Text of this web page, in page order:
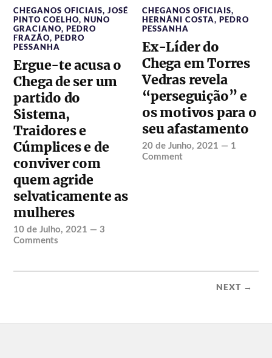
CHEGANOS OFICIAIS,JOSÉ
PINTO COELHO,NUNO
GRACIANO,PEDRO
FRAZÃO,PEDRO
PESSANHA
Ergue-te acusa o
Chega de ser um
partido do
Sistema,
Traidores e
Cúmplices e de
conviver com
quem agride
selvaticamente as
mulheres
10 de Julho, 2021 —3
Comments
CHEGANOS OFICIAIS,
HERNÂNI COSTA,PEDRO
PESSANHA
Ex-Líder do
Chega em Torres
Vedras revela
“perseguição” e
os motivos para o
seu afastamento
20 de Junho, 2021 — 1
Comment
NEXT →